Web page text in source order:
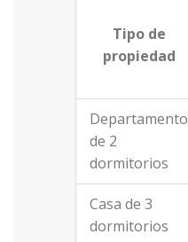
Tipo de
propiedad
Departamento
de 2
dormitorios
Casa de 3
dormitorios